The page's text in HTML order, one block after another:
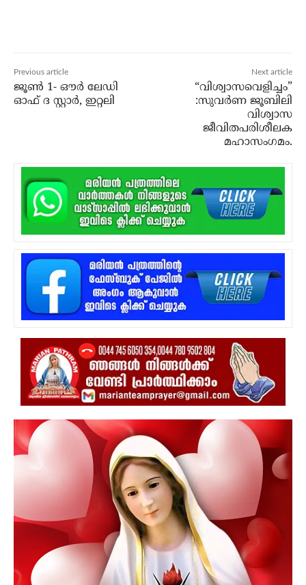
Previous article
ജൂണ്‍ 1- ഔര്‍ ലേഡി
ഓഫ് ദ സ്റ്റാര്‍, ഇറ്റലി
Next article
“വിശ്വാസവെളിച്ചം”
:സുവർണ ജൂബിലി
വിശ്വാസ
ജീവിതപരിശീലക
മഹാസംഗമം.